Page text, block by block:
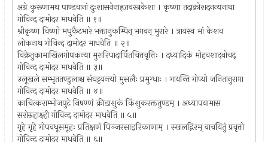
अग्रे कुरूणामथ पाण्डवानां दुःशासनेनाहृतवस्त्रकेशा । कृष्णा तदाक्रोशदनन्यनाथा
गोविन्द दामोदर माधवेति ॥ १॥
श्रीकृष्ण विष्णो मधुकैटभारे भक्तानुकम्पिन् भगवन् मुरारे । त्रायस्व मां केशव
लोकनाथ गोविन्द दामोदर माधवेति ॥ २॥
विक्रेतुकामाखिलगोपकन्या मुरारिपादार्पितचित्तवृत्तिः । दध्यादिकं मोहवशादवोचद्
गोविन्द दामोदर माधवेति ॥ ३॥
उलूखले सम्भृततण्डुलाश्च संघट्टयन्त्यो मुसलैः प्रमुग्धाः । गायन्ति गोप्यो जनितानुरागा
गोविन्द दामोदर माधवेति ॥ ४॥
काचित्कराम्भोजपुटे निषण्णं क्रीडाशुकं किंशुकरक्ततुण्डम् । अध्यापयामास
सरोरुहाक्ष्ही गोविन्द दामोदर माधवेति ॥ ५॥
गृहे गृहे गोपवधूसमूहः प्रतिक्षणं पिञ्जरसाइरिकाणाम् । स्खलद्गिरम् वाचयितुं प्रवृत्तो
गोविन्द दामोदर माधवेति ॥ ६॥